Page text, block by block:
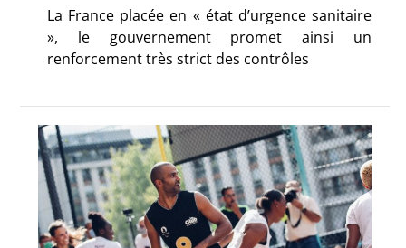
La France placée en « état d’urgence sanitaire
», le gouvernement promet ainsi un
renforcement très strict des contrôles